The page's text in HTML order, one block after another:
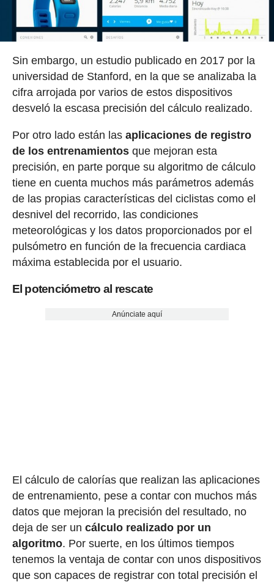
Sin embargo, un estudio publicado en 2017 por la
universidad de Stanford, en la que se analizaba la
cifra arrojada por varios de estos dispositivos
desveló la escasa precisión del cálculo realizado.
Por otro lado están las aplicaciones de registro
de los entrenamientosque mejoran esta
precisión, en parte porque su algoritmo de cálculo
tiene en cuenta muchos más parámetros además
de las propias características del ciclistas como el
desnivel del recorrido, las condiciones
meteorológicas y los datos proporcionados por el
pulsómetro en función de la frecuencia cardiaca
máxima establecida por el usuario.
El potenciómetro al rescate
Anúnciate aquí
El cálculo de calorías que realizan las aplicaciones
de entrenamiento, pese a contar con muchos más
datos que mejoran la precisión del resultado, no
deja de ser un cálculo realizado por un
algoritmo. Por suerte, en los últimos tiempos
tenemos la ventaja de contar con unos dispositivos
que son capaces de registrar con total precisión el